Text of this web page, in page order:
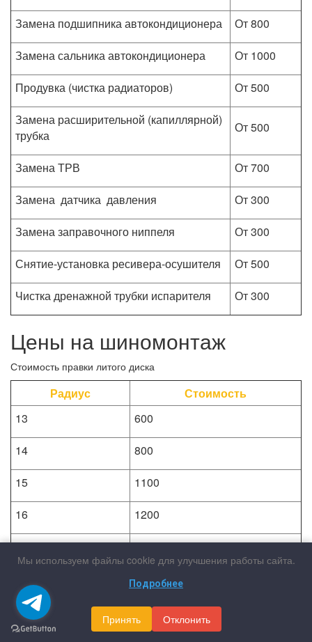
Замена подшипника автокондиционера
От 800
Замена сальника автокондиционера
От 1000
Продувка (чистка радиаторов)
От 500
Замена расширительной (капиллярной)
трубка
От 500
Замена ТРВ
От 700
Замена датчика давления
От 300
Замена заправочного ниппеля
От 300
Снятие-установка ресивера-осушителя
От 500
Чистка дренажной трубки испарителя
От 300
Цены на шиномонтаж
Стоимость правки литого диска
Радиус
Стоимость
13
600
14
800
15
1100
16
1200
17
1400
1900
19
2200
Мы используем файлы cookie для улучшения работы сайта.
Подробнее
Принять Отклонить